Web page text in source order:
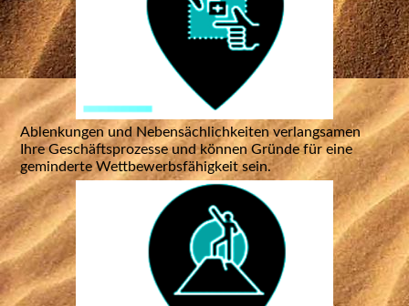
Ablenkungen und Nebensächlichkeiten verlangsamen
Ihre Geschäftsprozesse und können Gründe für eine
geminderte Wettbewerbsfähigkeit sein.